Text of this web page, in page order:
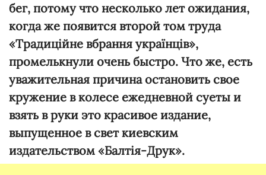
бег, потому что несколько лет ожидания,
когда же появится второй том труда
«Традиційне вбрання українців»,
промелькнули очень быстро. Что же, есть
уважительная причина остановить свое
кружение в колесе ежедневной суеты и
взять в руки это красивое издание,
выпущенное в свет киевским
издательством «Балтія-Друк».